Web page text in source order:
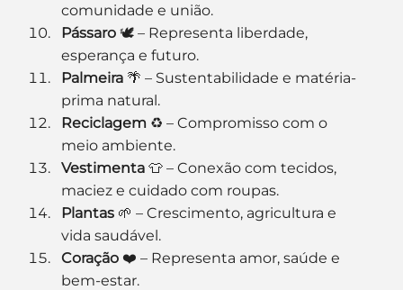
comunidade e união.
Pássaro 🕊️ – Representa liberdade,
esperança e futuro.
Palmeira 🌴 – Sustentabilidade e matéria-
prima natural.
Reciclagem ♻️ – Compromisso com o
meio ambiente.
Vestimenta 👕 – Conexão com tecidos,
maciez e cuidado com roupas.
Plantas 🌱 – Crescimento, agricultura e
vida saudável.
Coração ❤️ – Representa amor, saúde e
bem-estar.